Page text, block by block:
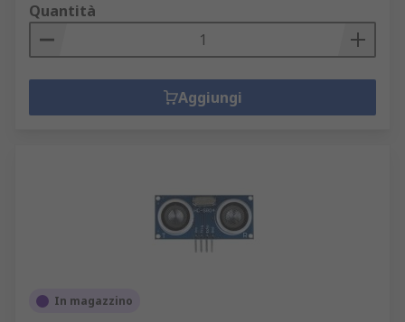
Quantità
Aggiungi
In magazzino